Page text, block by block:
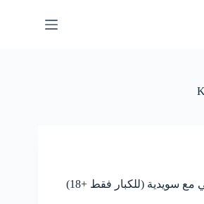
فيلم الوحش التونسي مع سويدية (للكبار فقط +18)